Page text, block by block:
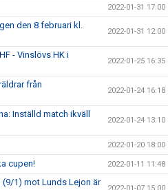
2022-01-31 17:00
den 8 februari kl.
2022-01-31 12:00
- Vinslövs HK i
2022-01-25 16:35
från
2022-01-24 16:18
Inställd match ikväll
2022-01-24 13:10
2022-01-20 18:00
cupen! 2022-01-11 11:48
1) mot Lunds Lejon är